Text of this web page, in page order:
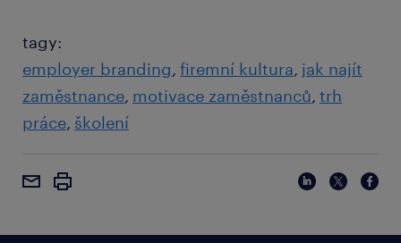
tagy:
employer branding firemní kultura jak najít
zaměstnance motivace zaměstnanců trh
práce školení